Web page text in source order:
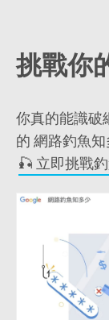
挑戰你
你真的能識破
的 網路釣魚
🎣 立即挑戰